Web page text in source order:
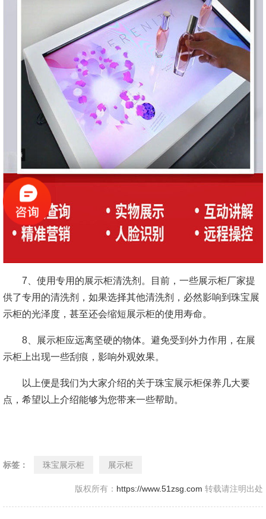
7、使用专用的展示柜清洗剂。目前，一些展示柜厂家提
供了专用的清洗剂，如果选择其他清洗剂，必然影响到珠宝展
示柜的光泽度，甚至还会缩短展示柜的使用寿命。
8、展示柜应远离坚硬的物体。避免受到外力作用，在展
示柜上出现一些刮痕，影响外观效果。
以上便是我们为大家介绍的关于珠宝展示柜保养几大要
点，希望以上介绍能够为您带来一些帮助。
标签： 珠宝展示柜 展示柜
版权所有： https://www.51zsg.com 转载请注明出处